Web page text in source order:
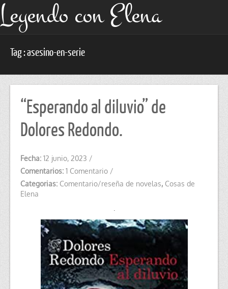
Leyendo con Elena
Tag : asesino-en-serie
“Esperando al diluvio” de
Dolores Redondo.
Fecha: 12 junio, 2023 /
Comentarios: 1 Comentario /
Categorias: Comentario/reseña de novelas, Cosas de
Elena